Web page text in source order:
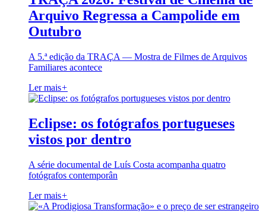
Arquivo Regressa a Campolide em
Outubro
A 5.ª edição da TRAÇA — Mostra de Filmes de Arquivos
Familiares acontece
Ler mais+
Eclipse: os fotógrafos portugueses
vistos por dentro
A série documental de Luís Costa acompanha quatro
fotógrafos contemporân
Ler mais+